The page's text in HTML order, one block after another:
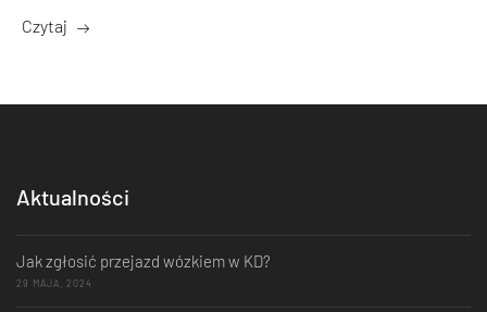
Czytaj
Aktualności
Jak zgłosić przejazd wózkiem w KD?
29 MAJA, 2024